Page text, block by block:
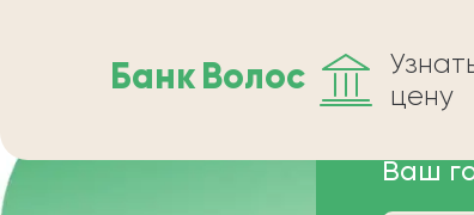
БанкВолос
цену
Ваш